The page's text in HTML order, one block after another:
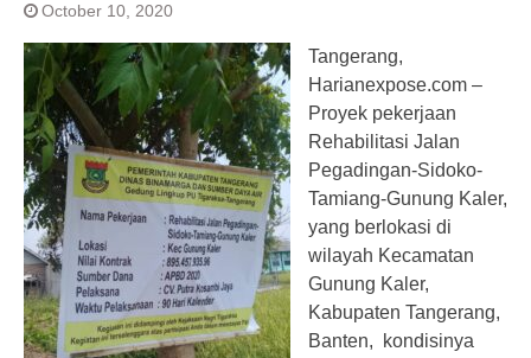
October 10, 2020
Tangerang,
Harianexpose.com –
Proyek pekerjaan
Rehabilitasi Jalan
Pegadingan-Sidoko-
Tamiang-Gunung Kaler,
yang berlokasi di
wilayah Kecamatan
Gunung Kaler,
Kabupaten Tangerang,
Banten, kondisinya